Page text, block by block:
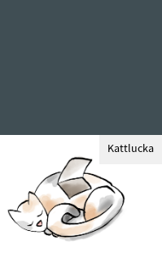
Kattlucka